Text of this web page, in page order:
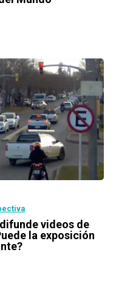
videos de
la exposición